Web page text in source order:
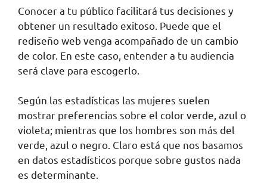
Conocer a tu público facilitará tus decisiones y
obtener un resultado exitoso. Puede que el
rediseño web venga acompañado de un cambio
de color. En este caso, entender a tu audiencia
será clave para escogerlo.
Según las estadísticas las mujeres suelen
mostrar preferencias sobre el color verde, azul o
violeta; mientras que los hombres son más del
verde, azul o negro. Claro está que nos basamos
en datos estadísticos porque sobre gustos nada
es determinante.